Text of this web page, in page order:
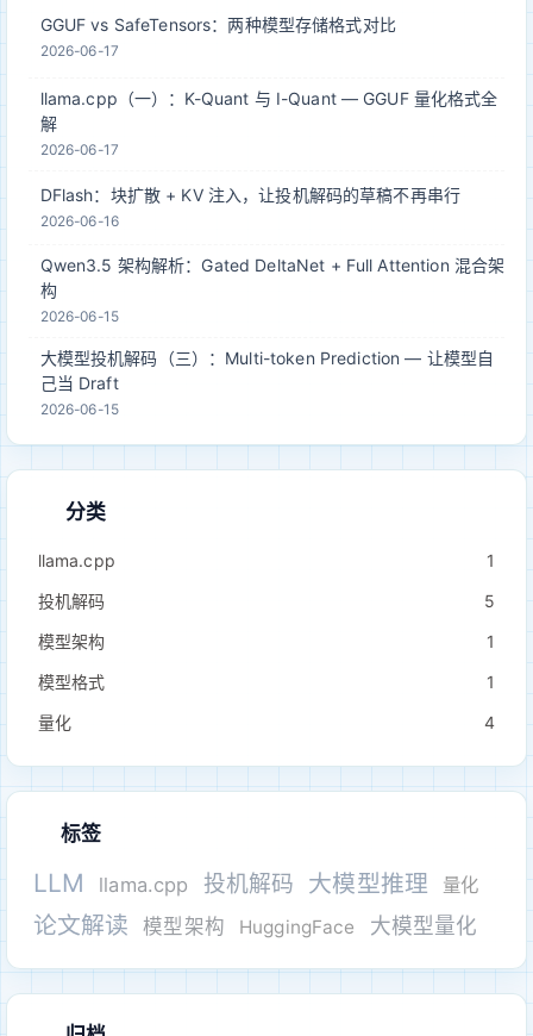
GGUF vs SafeTensors：两种模型存储格式对比
2026-06-17
llama.cpp（一）：K-Quant 与 I-Quant — GGUF 量化格式全
解
2026-06-17
DFlash：块扩散 + KV 注入，让投机解码的草稿不再串行
2026-06-16
Qwen3.5 架构解析：Gated DeltaNet + Full Attention 混合架
构
2026-06-15
大模型投机解码（三）：Multi-token Prediction — 让模型自
己当 Draft
2026-06-15
分类
llama.cpp
1
投机解码
5
模型架构
1
模型格式
1
量化
4
标签
LLM llama.cpp 投机解码 大模型推理 量化
论文解读 模型架构 HuggingFace 大模型量化